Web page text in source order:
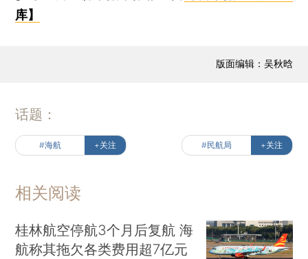
库】
版面编辑：吴秋晗
话题：
#海航 +关注 #民航局 +关注
相关阅读
桂林航空停航3个月后复航 海
航称其拖欠各类费用超7亿元